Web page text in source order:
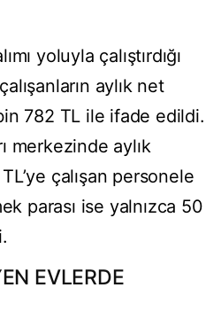
yoluyla çalıştırdığı
aylık net
782 TL ile ifade edildi.
merkezinde aylık
çalışan personele
parası ise yalnızca 50
EVLERDE